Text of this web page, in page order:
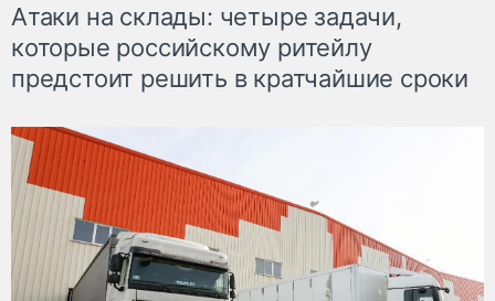
Атаки на склады: четыре задачи,
которые российскому ритейлу
предстоит решить в кратчайшие сроки